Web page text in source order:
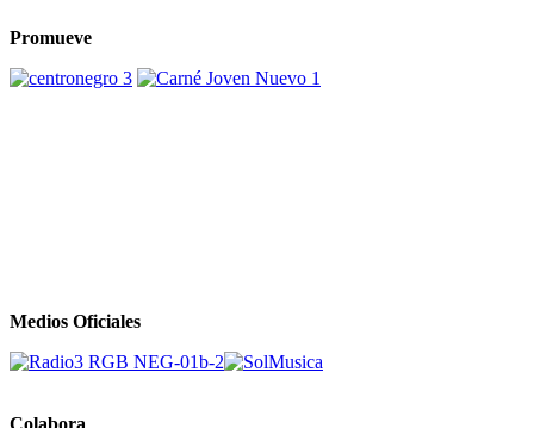
Promueve
Medios Oficiales